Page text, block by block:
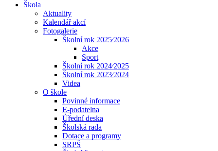
Škola
Aktuality
Kalendář akcí
Fotogalerie
Školní rok 2025⁄2026
Akce
Sport
Školní rok 2024⁄2025
Školní rok 2023⁄2024
Videa
O škole
Povinné informace
E-podatelna
Úřední deska
Školská rada
Dotace a programy
SRPŠ